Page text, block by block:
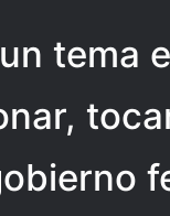
tema